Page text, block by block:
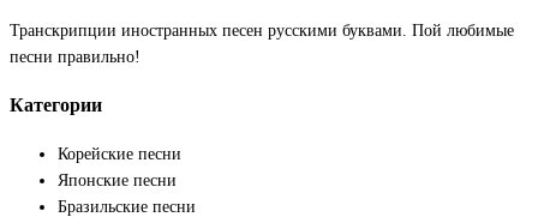
Транскрипции иностранных песен русскими буквами. Пой любимые
песни правильно!
Категории
Корейские песни
Японские песни
Бразильские песни